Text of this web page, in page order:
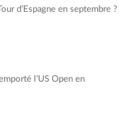
d’Espagne en septembre ?
Aru</span>
l’US Open en
Pennetta</span>